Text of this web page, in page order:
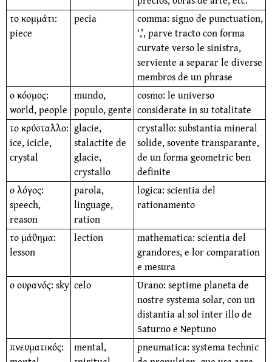
το κομμάτι:
piece
pecia
comma: signo de punctuation,
‘,’, parve tracto con forma
curvate verso le sinistra,
serviente a separar le diverse
membros de un phrase
ο κόσμος:
world, people
mundo,
populo, gente
cosmo: le universo
considerate in su totalitate
το κρύσταλλο:
ice, icicle,
crystal
glacie,
stalactite de
glacie,
crystallo
crystallo: substantia mineral
solide, sovente transparante,
de un forma geometric ben
definite
ο λόγος:
speech,
reason
parola,
linguage,
ration
logica: scientia del
rationamento
το μάθημα:
lesson
lection
mathematica: scientia del
grandores, e lor comparation
e mesura
ο ουρανός: sky celo
Urano: septime planeta de
nostre systema solar, con un
distantia al sol inter illo de
Saturno e Neptuno
πνευματικός:
mental,
pneumatica: systema technic